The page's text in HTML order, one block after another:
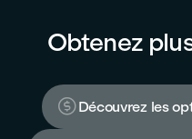
Obtenez
Découvrez les